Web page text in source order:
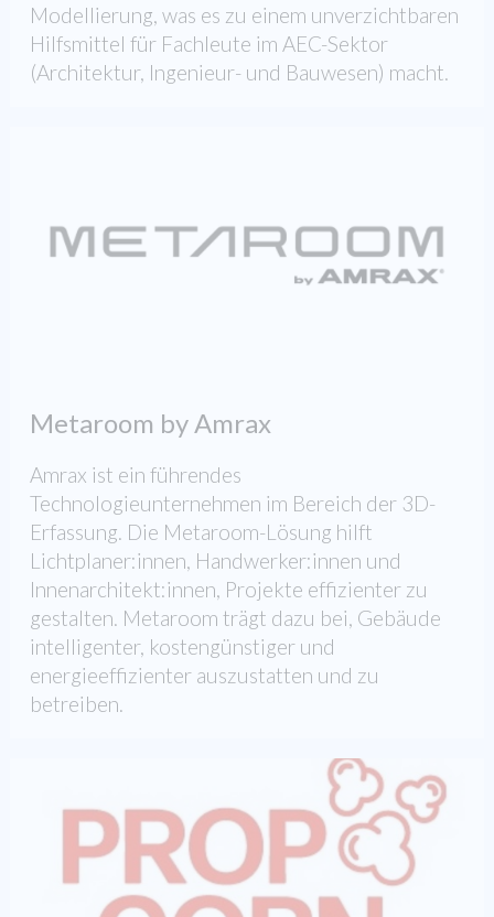
Modellierung, was es zu einem unverzichtbaren
Hilfsmittel für Fachleute im AEC-Sektor
(Architektur, Ingenieur- und Bauwesen) macht.
Metaroom by Amrax
Amrax ist ein führendes
Technologieunternehmen im Bereich der 3D-
Erfassung. Die Metaroom-Lösung hilft
Lichtplaner:innen, Handwerker:innen und
Innenarchitekt:innen, Projekte effizienter zu
gestalten. Metaroom trägt dazu bei, Gebäude
intelligenter, kostengünstiger und
energieeffizienter auszustatten und zu
betreiben.